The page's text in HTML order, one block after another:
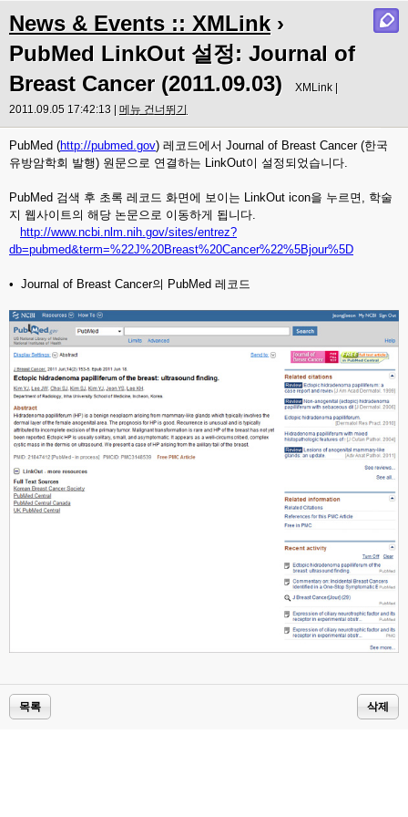
News & Events :: XMLink ›
PubMed LinkOut 설정: Journal of
Breast Cancer (2011.09.03)
XMLink |
2011.09.05 17:42:13 | 메뉴 건너뛰기
PubMed (http://pubmed.gov) 레코드에서 Journal of Breast Cancer (한국
유방암학회 발행) 원문으로 연결하는 LinkOut이 설정되었습니다.
PubMed 검색 후 초록 레코드 화면에 보이는 LinkOut icon을 누르면, 학술
지 웹사이트의 해당 논문으로 이동하게 됩니다.
http://www.ncbi.nlm.nih.gov/sites/entrez?
db=pubmed&term=%22J%20Breast%20Cancer%22%5Bjour%5D
• Journal of Breast Cancer의 PubMed 레코드
목록 삭제